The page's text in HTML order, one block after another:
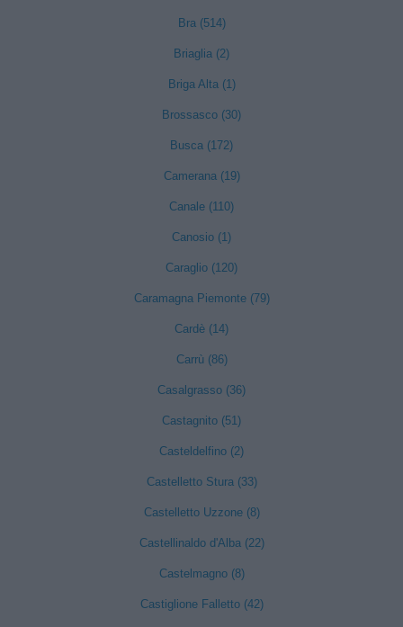
Bra (514)
Briaglia (2)
Briga Alta (1)
Brossasco (30)
Busca (172)
Camerana (19)
Canale (110)
Canosio (1)
Caraglio (120)
Caramagna Piemonte (79)
Cardè (14)
Carrù (86)
Casalgrasso (36)
Castagnito (51)
Casteldelfino (2)
Castelletto Stura (33)
Castelletto Uzzone (8)
Castellinaldo d'Alba (22)
Castelmagno (8)
Castiglione Falletto (42)